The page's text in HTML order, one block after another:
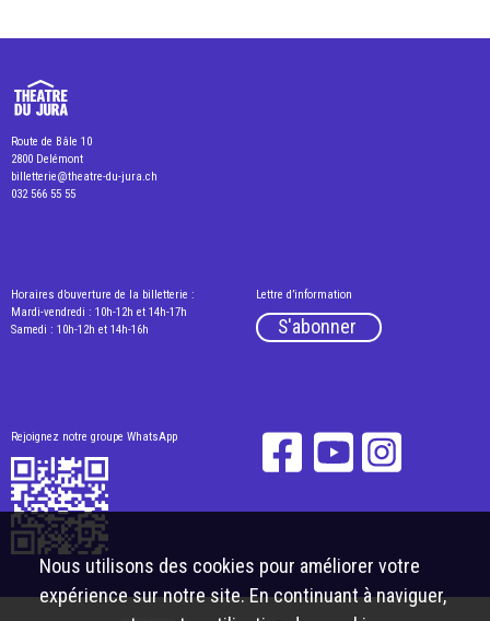
Route de Bâle 10
2800 Delémont
billetterie@theatre-du-jura.ch
032 566 55 55
Horaires d’ouverture de la billetterie :
Mardi-vendredi : 10h-12h et 14h-17h
Samedi : 10h-12h et 14h-16h
Lettre d’information
S'abonner
Rejoignez notre groupe WhatsApp
Nous utilisons des cookies pour améliorer votre
expérience sur notre site. En continuant à naviguer,